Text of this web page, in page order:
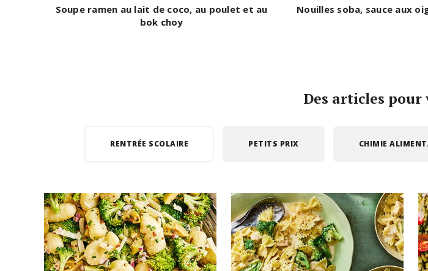
Soupe ramen au lait de coco, au poulet et au
bok choy
Nouilles soba, sauce aux
Des articles
RENTRÉE SCOLAIRE PETITS PRIX CHIMIE